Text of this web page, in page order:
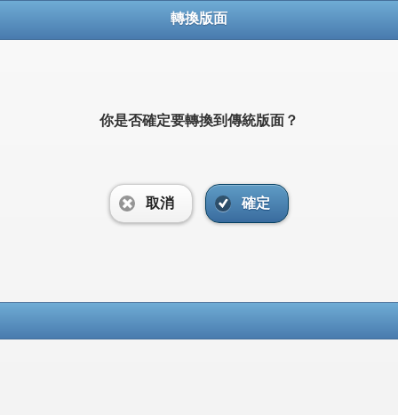
轉換版面
你是否確定要轉換到傳統版面？
取消 確定